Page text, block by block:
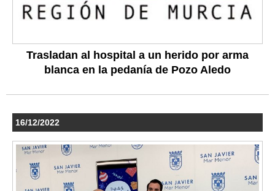
Trasladan al hospital a un herido por arma
blanca en la pedanía de Pozo Aledo
16/12/2022